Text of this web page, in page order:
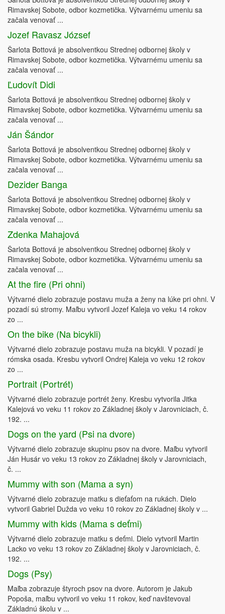
Rimavskej Sobote, odbor kozmetička. Výtvarnému umeniu sa
začala venovať ...
Jozef Ravasz József
Šarlota Bottová je absolventkou Strednej odbornej školy v
Rimavskej Sobote, odbor kozmetička. Výtvarnému umeniu sa
začala venovať ...
Ľudovít Didi
Šarlota Bottová je absolventkou Strednej odbornej školy v
Rimavskej Sobote, odbor kozmetička. Výtvarnému umeniu sa
začala venovať ...
Ján Šándor
Šarlota Bottová je absolventkou Strednej odbornej školy v
Rimavskej Sobote, odbor kozmetička. Výtvarnému umeniu sa
začala venovať ...
Dezider Banga
Šarlota Bottová je absolventkou Strednej odbornej školy v
Rimavskej Sobote, odbor kozmetička. Výtvarnému umeniu sa
začala venovať ...
Zdenka Mahajová
Šarlota Bottová je absolventkou Strednej odbornej školy v
Rimavskej Sobote, odbor kozmetička. Výtvarnému umeniu sa
začala venovať ...
At the fire (Pri ohni)
Výtvarné dielo zobrazuje postavu muža a ženy na lúke pri ohni. V
pozadí sú stromy. Maľbu vytvoril Jozef Kaleja vo veku 14 rokov
zo ...
On the bike (Na bicykli)
Výtvarné dielo zobrazuje postavu muža na bicykli. V pozadí je
rómska osada. Kresbu vytvoril Ondrej Kaleja vo veku 12 rokov
zo ...
Portrait (Portrét)
Výtvarné dielo zobrazuje portrét ženy. Kresbu vytvorila Jitka
Kalejová vo veku 11 rokov zo Základnej školy v Jarovniciach, č.
192. ...
Dogs on the yard (Psi na dvore)
Výtvarné dielo zobrazuje skupinu psov na dvore. Maľbu vytvoril
Ján Husár vo veku 13 rokov zo Základnej školy v Jarovniciach,
č. ...
Mummy with son (Mama a syn)
Výtvarné dielo zobrazuje matku s dieťaťom na rukách. Dielo
vytvoril Gabriel Dužda vo veku 10 rokov zo Základnej školy v ...
Mummy with kids (Mama s deťmi)
Výtvarné dielo zobrazuje matku s deťmi. Dielo vytvoril Martin
Lacko vo veku 13 rokov zo Základnej školy v Jarovniciach, č.
192. ...
Dogs (Psy)
Maľba zobrazuje štyroch psov na dvore. Autorom je Jakub
Popoša, maľbu vytvoril vo veku 11 rokov, keď navštevoval
Základnú školu v ...